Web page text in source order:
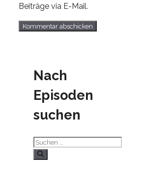
Beiträge via E-Mail.
Nach
Episoden
suchen
Suchen
nach: